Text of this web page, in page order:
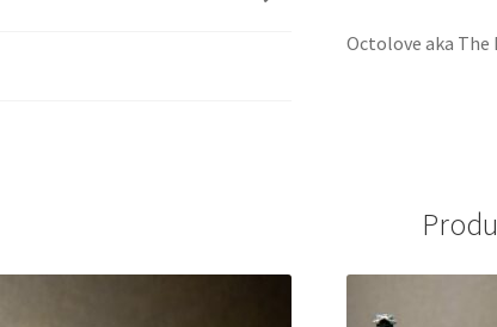
Octolove aka The